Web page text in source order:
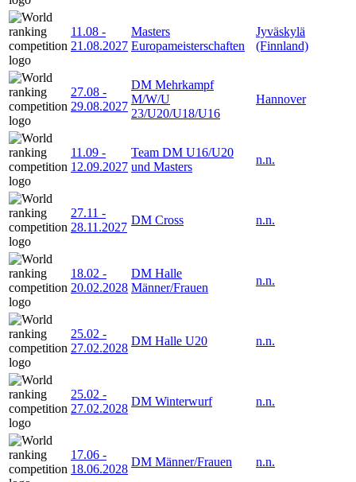
11.08 -
21.08.2027
Masters
Europameisterschaften
Jyväskylä
(Finnland)
27.08 -
29.08.2027
DM Mehrkampf
M/W/U
23/U20/U18/U16
Hannover
11.09 -
12.09.2027
Team DM U16/U20
und Masters
n.n.
27.11 -
28.11.2027
DM Cross n.n.
18.02 -
20.02.2028
DM Halle
Männer/Frauen
n.n.
25.02 -
27.02.2028
DM Halle U20 n.n.
25.02 -
27.02.2028
DM Winterwurf n.n.
17.06 -
18.06.2028
DM Männer/Frauen n.n.